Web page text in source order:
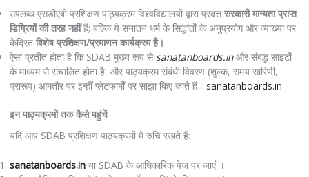
उपलब्ध एसडीएबी प्रशिक्षण पाठ्यक्रम विश्वविद्यालयों द्वारा प्रदत्तसरकारी मान्यता प्राप्त
डिग्रियों की तरह नहींहैं; बल्कि ये सनातन धर्म के सिद्धांतों के अनुप्रयोग और व्याख्या पर
केंद्रित विशेष प्रशिक्षण/प्रमाणन कार्यक्रम हैं।
ऐसा प्रतीत होता है कि SDAB मुख्य रूप से sanatanboards.inऔर संबद्ध साइटों
के माध्यम से संचालित होता है, और पाठ्यक्रम संबंधी विवरण (शुल्क, समय सारिणी,
प्रारूप) आमतौर पर इन्हीं प्लेटफार्मों पर साझा किए जाते हैं। sanatanboards.in
इन पाठ्यक्रमों तक कैसे पहुंचें
यदि आप SDAB प्रशिक्षण पाठ्यक्रमों में रुचि रखते हैं:
sanatanboards.inया SDAB के आधिकारिक पेज पर जाएं ।